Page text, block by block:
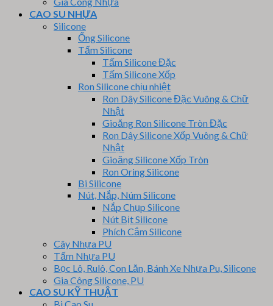
CAO SU NHỰA
Silicone
Ống Silicone
Tấm Silicone
Tấm Silicone Đặc
Tấm Silicone Xốp
Ron Silicone chịu nhiệt
Ron Dây Silicone Đặc Vuông & Chữ
Nhật
Gioăng Ron Silicone Tròn Đặc
Ron Dây Silicone Xốp Vuông & Chữ
Nhật
Gioăng Silicone Xốp Tròn
Ron Oring Silicone
Bi Silicone
Nút, Nắp, Núm Silicone
Nắp Chụp Silicone
Nút Bịt Silicone
Phích Cắm Silicone
Cây Nhựa PU
Tấm Nhựa PU
Bọc Lô, Rulô, Con Lăn, Bánh Xe Nhựa Pu, Silicone
Gia Công Silicone, PU
CAO SU KỸ THUẬT